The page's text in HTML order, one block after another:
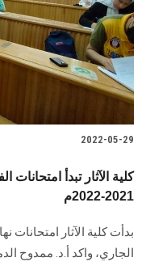
2022-05-29
كلية الآثار تبدأ
2021-2022م
بدأت كلية الآثار امتحانات
الجاري، واكد أ.د. ممدوح